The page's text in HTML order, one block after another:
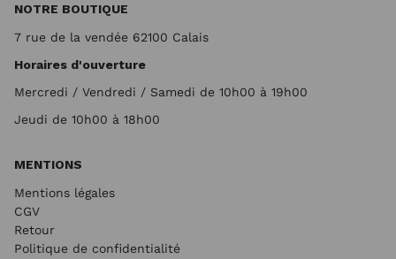
NOTRE BOUTIQUE
7 rue de la vendée 62100 Calais
Horaires d'ouverture
Mercredi / Vendredi / Samedi de 10h00 à 19h00
Jeudi de 10h00 à 18h00
MENTIONS
Mentions légales
CGV
Retour
Politique de confidentialité